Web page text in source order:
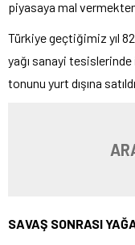
piyasaya mal vermekten
Türkiye geçtiğimiz yıl
yağı sanayi
tonunu yurt dışına satıldı.
SAVAŞ SONRASI